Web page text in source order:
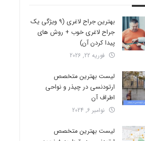
بهترین جراح لاغری (9 ویژگی یک
جراح لاغری خوب + روش های
پیدا کردن آن)
فوریه 22, 2026
لیست بهترین متخصص
ارتودنسی در چیذر و نواحی
اطراف آن
نوامبر 6, 2024
لیست بهترین متخصص